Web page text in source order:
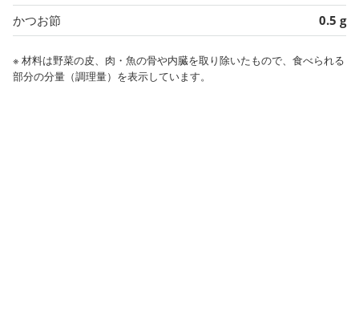
かつお節 0.5 g
※ 材料は野菜の皮、肉・魚の骨や内臓を取り除いたもので、食べられる
部分の分量（調理量）を表示しています。